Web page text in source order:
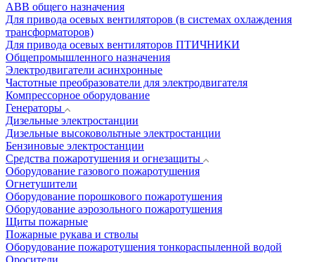
АВВ общего назначения
Для привода осевых вентиляторов (в системах охлаждения
трансформаторов)
Для привода осевых вентиляторов ПТИЧНИКИ
Общепромышленного назначения
Электродвигатели асинхронные
Частотные преобразователи для электродвигателя
Компрессорное оборудование
Генераторы
Дизельные электростанции
Дизельные высоковольтные электростанции
Бензиновые электростанции
Средства пожаротушения и огнезащиты
Оборудование газового пожаротушения
Огнетушители
Оборудование порошкового пожаротушения
Оборудование аэрозольного пожаротушения
Щиты пожарные
Пожарные рукава и стволы
Оборудование пожаротушения тонкораспыленной водой
Оросители